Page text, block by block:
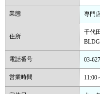
業態 専門
住所
千代
電話番号 03-
営業時間 11:00